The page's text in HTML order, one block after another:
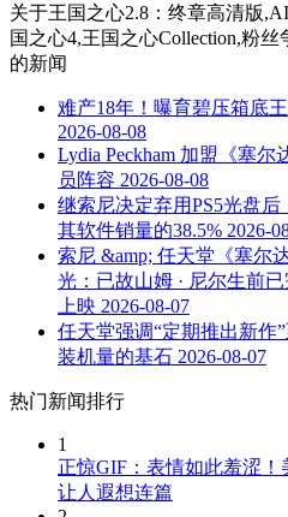
关于王国之心2.8：终章高清版
国之心4,王国之心Collection,粉
的新闻
难产18年！曝育碧压箱底
2026-08-08
Lydia Peckham 加盟《塞
员阵容 2026-08-08
继索尼决定弃用PS5光盘
其软件销量的38.5% 2026-
索尼 &amp; 任天堂《塞尔
光：已故山姆 · 尼尔生前
上映 2026-08-07
任天堂强调“定期推出新作
装机量的基石 2026-08-07
热门新闻排行
1
正惊GIF：表情如此羞涩
让人遐想连篇